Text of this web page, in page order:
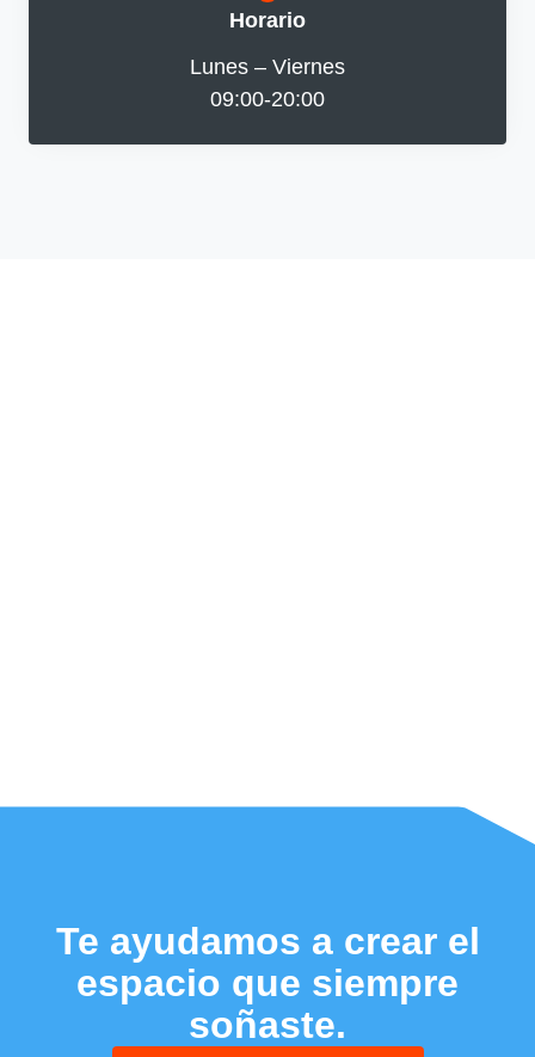
Horario
Lunes – Viernes
09:00-20:00
Te ayudamos a crear el
espacio que siempre
soñaste.